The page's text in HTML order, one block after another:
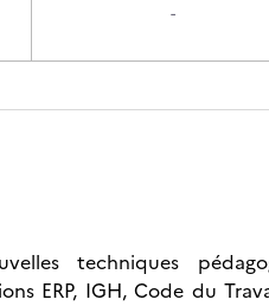
-
techniques
ERP, IGH, Code du